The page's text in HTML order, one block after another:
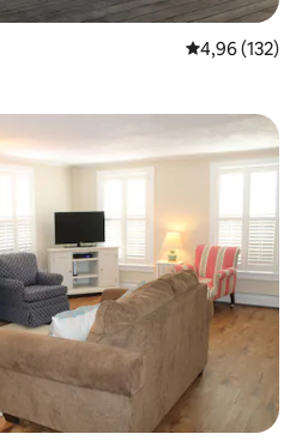
4,96 ud af 5 i
4,96 (132)